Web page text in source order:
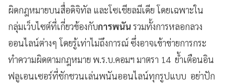
ผิดกฎหมายบนสื่อดิจิทัล และโซเชียลมีเดีย โดยเฉพาะใน
กลุ่มเว็บไซต์ที่เกี่ยวข้องกับการพนัน รวมทั้งการหลอกลวง
ออนไลน์ต่างๆ โดยรู้เท่าไม่ถึงการณ์ ซึ่งอาจเข้าข่ายการกระ
ทำความผิดตามกฎหมาย พ.ร.บ.คอมฯ มาตรา 14 ย้ำเตือนอิน
ฟลูเอนเซอร์ที่ชักชวนเล่นพนันออนไลน์ทุกรูปแบบ อย่าปัก